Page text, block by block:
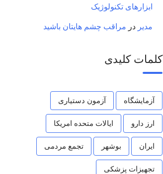
ابزارهای تکنولوژیک
مدیر در مراقب چشم هایتان باشید
کلمات کلیدی
آزمایشگاه آزمون دستیاری
ارز دارو ایالات متحده امریکا
ایران بوشهر تجمع مردمی
تجهیزات پزشکی